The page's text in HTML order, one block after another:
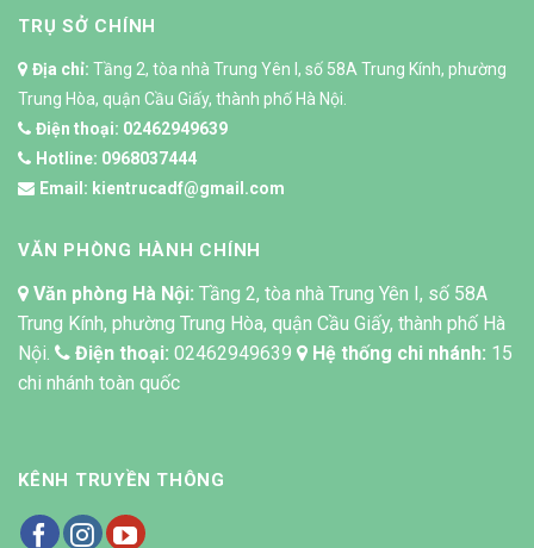
TRỤ SỞ CHÍNH
Địa chỉ: Tầng 2, tòa nhà Trung Yên I, số 58A Trung Kính, phường
Trung Hòa, quận Cầu Giấy, thành phố Hà Nội.
Điện thoại: 02462949639
Hotline: 0968037444
Email: kientrucadf@gmail.com
VĂN PHÒNG HÀNH CHÍNH
Văn phòng Hà Nội: Tầng 2, tòa nhà Trung Yên I, số 58A
Trung Kính, phường Trung Hòa, quận Cầu Giấy, thành phố Hà
Nội.
Điện thoại: 02462949639 Hệ thống chi nhánh: 15
chi nhánh toàn quốc
KÊNH TRUYỀN THÔNG